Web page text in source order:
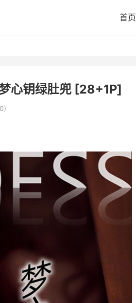
首页
心钥绿肚兜 [28+1P]